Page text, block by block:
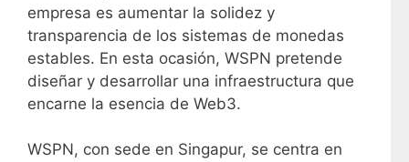
empresa es aumentar la solidez y
transparencia de los sistemas de monedas
estables. En esta ocasión, WSPN pretende
diseñar y desarrollar una infraestructura que
encarne la esencia de Web3.
WSPN, con sede en Singapur, se centra en